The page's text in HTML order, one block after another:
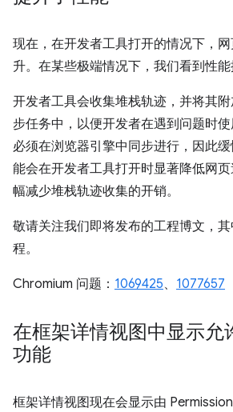
现在，在开发者工具打开的情况下，
升。在某些极端情况下，我们看到性能
开发者工具会收集堆栈轨迹，并将其
步任务中，以便开发者在遇到问题时
必须在浏览器引擎中同步进行，因此
能会在开发者工具打开时显著降低网
幅减少堆栈轨迹收集的开销。
敬请关注我们即将发布的工程博文，
程。
Chromium 问题： 1069425、 1077657
在框架详情视图中显示允
功能
框架详情视图现在会显示由